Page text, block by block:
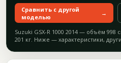
Сравнить с другой
моделью
→
Suzuki GSX-R 1000 2014 — объём 998
201 кг. Ниже — характеристики,